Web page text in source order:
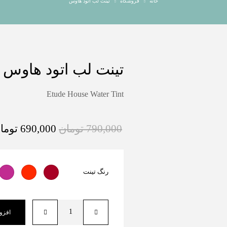
تینت لب اتود هاوس
Etude House Water Tint
790,000 تومان 690,000
رنگ تینت